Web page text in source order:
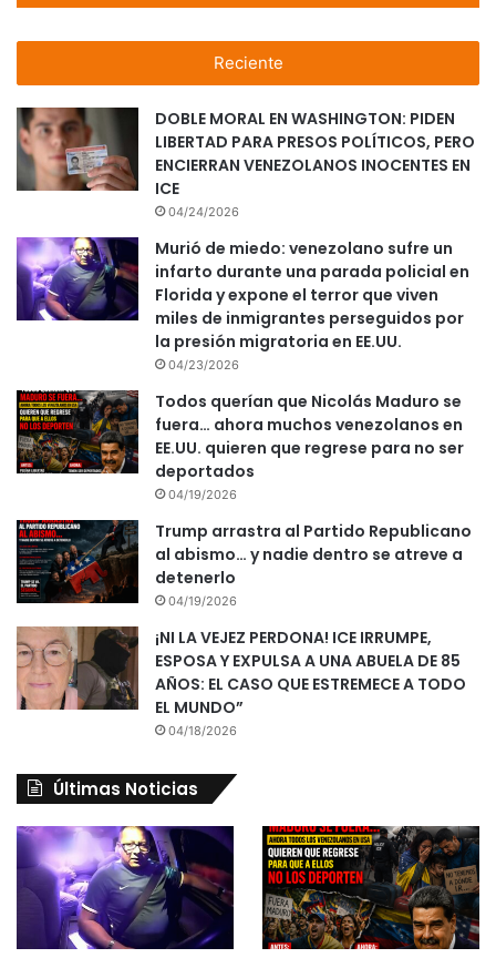
Reciente
DOBLE MORAL EN WASHINGTON: PIDEN
LIBERTAD PARA PRESOS POLÍTICOS, PERO
ENCIERRAN VENEZOLANOS INOCENTES EN
ICE
04/24/2026
Murió de miedo: venezolano sufre un
infarto durante una parada policial en
Florida y expone el terror que viven
miles de inmigrantes perseguidos por
la presión migratoria en EE.UU.
04/23/2026
Todos querían que Nicolás Maduro se
fuera… ahora muchos venezolanos en
EE.UU. quieren que regrese para no ser
deportados
04/19/2026
Trump arrastra al Partido Republicano
al abismo… y nadie dentro se atreve a
detenerlo
04/19/2026
¡NI LA VEJEZ PERDONA! ICE IRRUMPE,
ESPOSA Y EXPULSA A UNA ABUELA DE 85
AÑOS: EL CASO QUE ESTREMECE A TODO
EL MUNDO”
04/18/2026
Últimas Noticias